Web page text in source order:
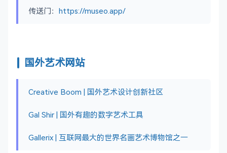
传送门： https://museo.app/
国外艺术网站
Creative Boom | 国外艺术设计创新社区
Gal Shir | 国外有趣的数字艺术工具
Gallerix | 互联网最大的世界名画艺术博物馆之一